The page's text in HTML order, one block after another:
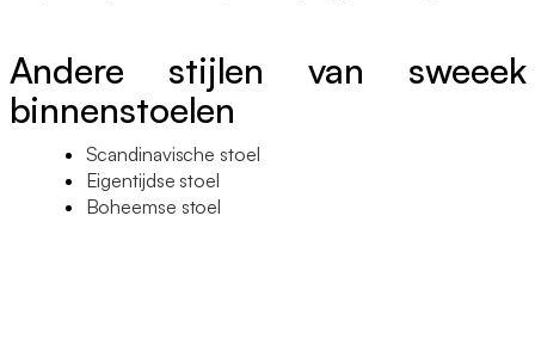
Andere stijlen van sweeek
binnenstoelen
Scandinavische stoel
Eigentijdse stoel
Boheemse stoel